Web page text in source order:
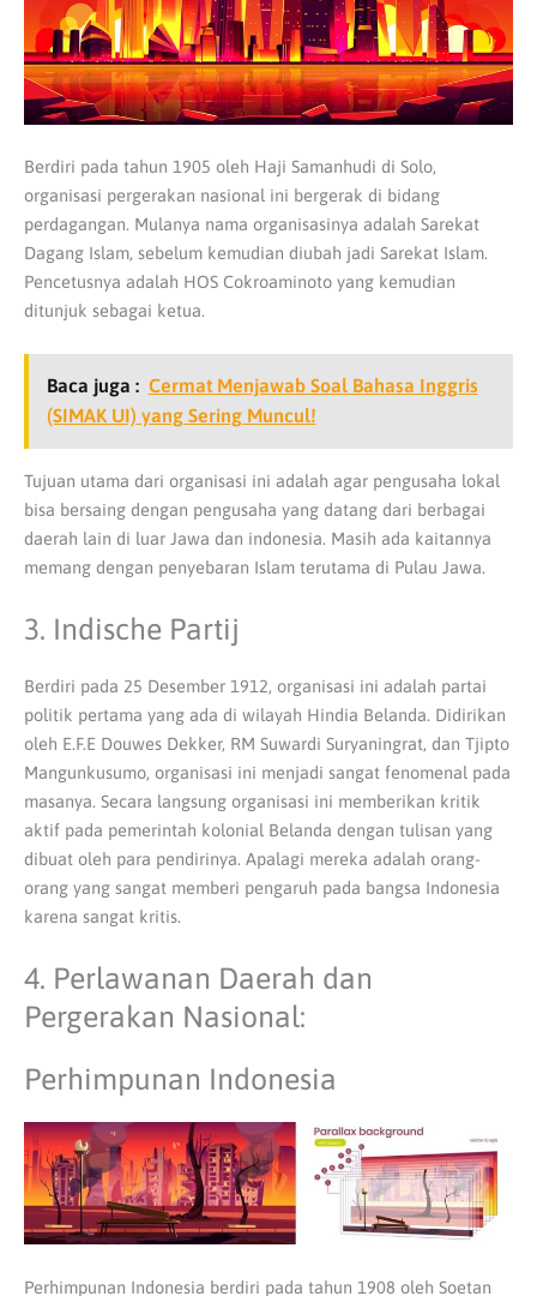
Berdiri pada tahun 1905 oleh Haji Samanhudi di Solo,
organisasi pergerakan nasional ini bergerak di bidang
perdagangan. Mulanya nama organisasinya adalah Sarekat
Dagang Islam, sebelum kemudian diubah jadi Sarekat Islam.
Pencetusnya adalah HOS Cokroaminoto yang kemudian
ditunjuk sebagai ketua.
Baca juga : Cermat Menjawab Soal Bahasa Inggris
(SIMAK UI) yang Sering Muncul!
Tujuan utama dari organisasi ini adalah agar pengusaha lokal
bisa bersaing dengan pengusaha yang datang dari berbagai
daerah lain di luar Jawa dan indonesia. Masih ada kaitannya
memang dengan penyebaran Islam terutama di Pulau Jawa.
3. Indische Partij
Berdiri pada 25 Desember 1912, organisasi ini adalah partai
politik pertama yang ada di wilayah Hindia Belanda. Didirikan
oleh E.F.E Douwes Dekker, RM Suwardi Suryaningrat, dan Tjipto
Mangunkusumo, organisasi ini menjadi sangat fenomenal pada
masanya. Secara langsung organisasi ini memberikan kritik
aktif pada pemerintah kolonial Belanda dengan tulisan yang
dibuat oleh para pendirinya. Apalagi mereka adalah orang-
orang yang sangat memberi pengaruh pada bangsa Indonesia
karena sangat kritis.
4. Perlawanan Daerah dan
Pergerakan Nasional:
Perhimpunan Indonesia
Perhimpunan Indonesia berdiri pada tahun 1908 oleh Soetan